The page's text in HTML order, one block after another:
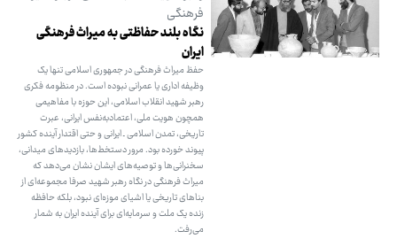
‌فرهنگی
نگاه بلند حفاظتی به میراث فرهنگی
ایران
حفظ میراث فرهنگی در جمهوری اسلامی تنها یک
وظیفه اداری یا عمرانی نبوده است. در منظومه فکری
رهبر شهید انقلاب اسلامی، این حوزه با مفاهیمی
همچون هویت ملی، اعتمادبه‌نفس ایرانی، عبرت
تاریخی، تمدن اسلامی ـ ایرانی و حتی اقتدار آینده کشور
پیوند خورده بود. مرور دستخط‌ها، بازدیدهای میدانی،
سخنرانی‌ها و توصیه‌های ایشان نشان می‌دهد که
میراث فرهنگی در نگاه رهبر شهید صرفا مجموعه‌ای از
بناهای تاریخی یا اشیای موزه‌ای نبود، بلکه حافظه
زنده یک ملت و سرمایه‌ای برای آینده ایران به شمار
می‌رفت.